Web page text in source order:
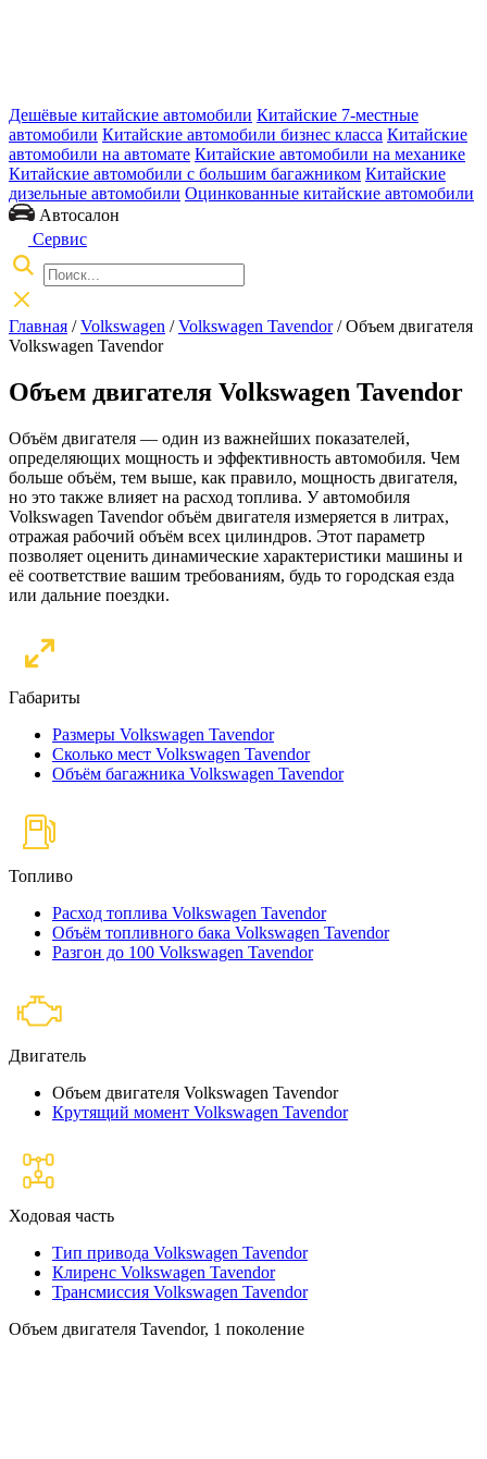
Дешёвые китайские автомобили Китайские 7-местные
автомобили Китайские автомобили бизнес класса Китайские
автомобили на автомате Китайские автомобили на механике
Китайские автомобили с большим багажником Китайские
дизельные автомобили Оцинкованные китайские автомобили
Автосалон
Сервис
Главная /Volkswagen /Volkswagen Tavendor/ Объем двигателя
Volkswagen Tavendor
Объем двигателя Volkswagen Tavendor
Объём двигателя — один из важнейших показателей,
определяющих мощность и эффективность автомобиля. Чем
больше объём, тем выше, как правило, мощность двигателя,
но это также влияет на расход топлива. У автомобиля
Volkswagen Tavendor объём двигателя измеряется в литрах,
отражая рабочий объём всех цилиндров. Этот параметр
позволяет оценить динамические характеристики машины и
её соответствие вашим требованиям, будь то городская езда
или дальние поездки.
Габариты
Размеры Volkswagen Tavendor
Сколько мест Volkswagen Tavendor
Объём багажника Volkswagen Tavendor
Топливо
Расход топлива Volkswagen Tavendor
Объём топливного бака Volkswagen Tavendor
Разгон до 100 Volkswagen Tavendor
Двигатель
Объем двигателя Volkswagen Tavendor
Крутящий момент Volkswagen Tavendor
Ходовая часть
Тип привода Volkswagen Tavendor
Клиренс Volkswagen Tavendor
Трансмиссия Volkswagen Tavendor
Объем двигателя Tavendor, 1 поколение